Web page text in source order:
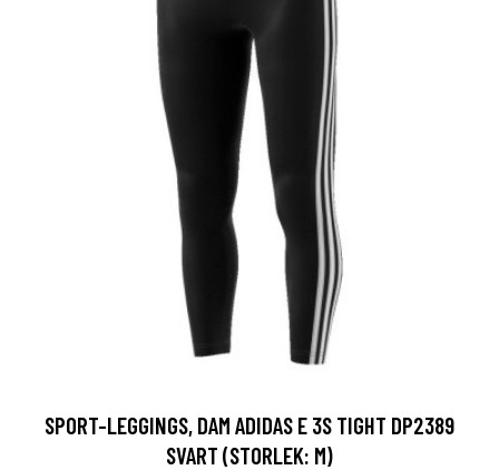
SPORT-LEGGINGS, DAM ADIDAS E 3S TIGHT DP2389
SVART (STORLEK: M)